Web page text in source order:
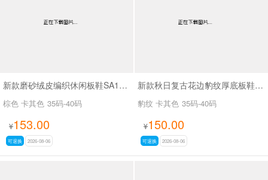
新款磨砂绒皮编织休闲板鞋SA18035
棕色 卡其色 35码-40码
¥153.00
可退换 2026-08-06
新款秋日复古花边豹纹厚底板鞋SA18036
豹纹 卡其色 35码-40码
¥150.00
可退换 2026-08-06